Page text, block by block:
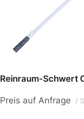
Reinraum-Schwert
Preis auf Anfrage